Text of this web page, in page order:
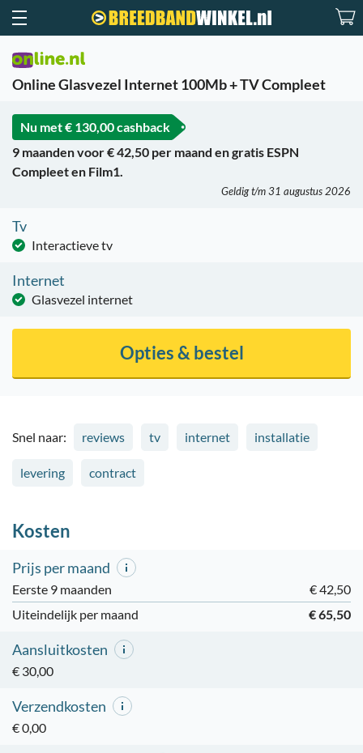
Online Glasvezel Internet 100Mb + TV Compleet
Nu met€ 130,00 cashback
9 maanden voor € 42,50 per maand en gratis ESPN
Compleet en Film1.
Geldig t/m 31 augustus 2026
Tv
Interactieve tv
Internet
Glasvezel internet
Opties & bestel
Snel naar: reviews tv internet installatie
levering contract
Kosten
Prijs per maand
Eerste 9 maanden
€ 42,50
Uiteindelijk per maand
€ 65,50
Aansluitkosten
€ 30,00
Verzendkosten
€ 0,00